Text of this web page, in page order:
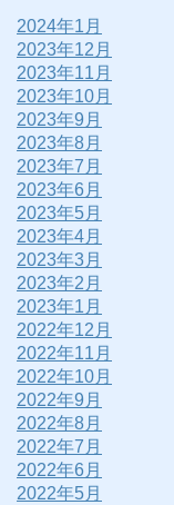
2024年1月
2023年12月
2023年11月
2023年10月
2023年9月
2023年8月
2023年7月
2023年6月
2023年5月
2023年4月
2023年3月
2023年2月
2023年1月
2022年12月
2022年11月
2022年10月
2022年9月
2022年8月
2022年7月
2022年6月
2022年5月